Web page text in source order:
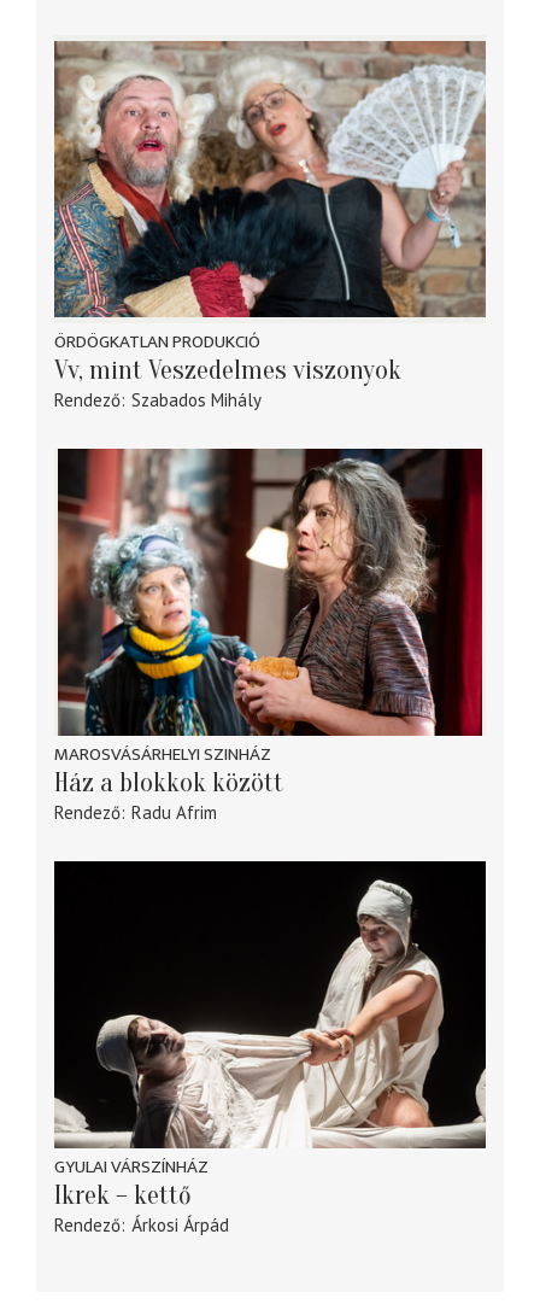
ÖRDÖGKATLAN PRODUKCIÓ
Vv, mint Veszedelmes viszonyok
Rendező Szabados Mihály
MAROSVÁSÁRHELYI SZINHÁZ
Ház a blokkok között
Rendező Radu Afrim
GYULAI VÁRSZÍNHÁZ
Ikrek – kettő
Rendező Árkosi Árpád